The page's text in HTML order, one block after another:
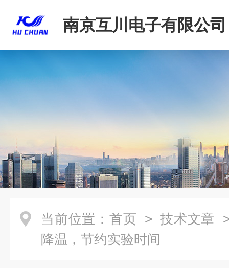
南京互川电子有限公司
当前位置： 首页 > 技术文章
降温，节约实验时间